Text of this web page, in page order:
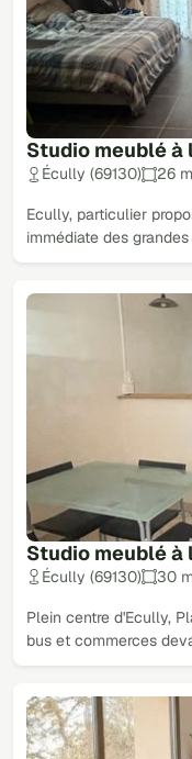
Studio meublé à
Écully (69130) 26
Ecully, particulier
immédiate des
Studio meublé à
Écully (69130) 30
Plein centre d'Ecully,
bus et commerces